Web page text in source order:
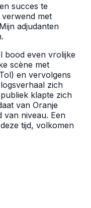
succes te
met
adjudanten
bood even vrolijke
scène met
en vervolgens
zich
klapte zich
van Oranje
van niveau. Een
tijd, volkomen